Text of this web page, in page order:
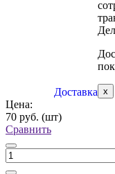
Доставка x
Цена:
70 руб. (шт)
Сравнить